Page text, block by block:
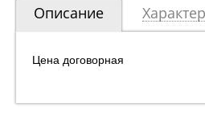
Описание
Цена договорная